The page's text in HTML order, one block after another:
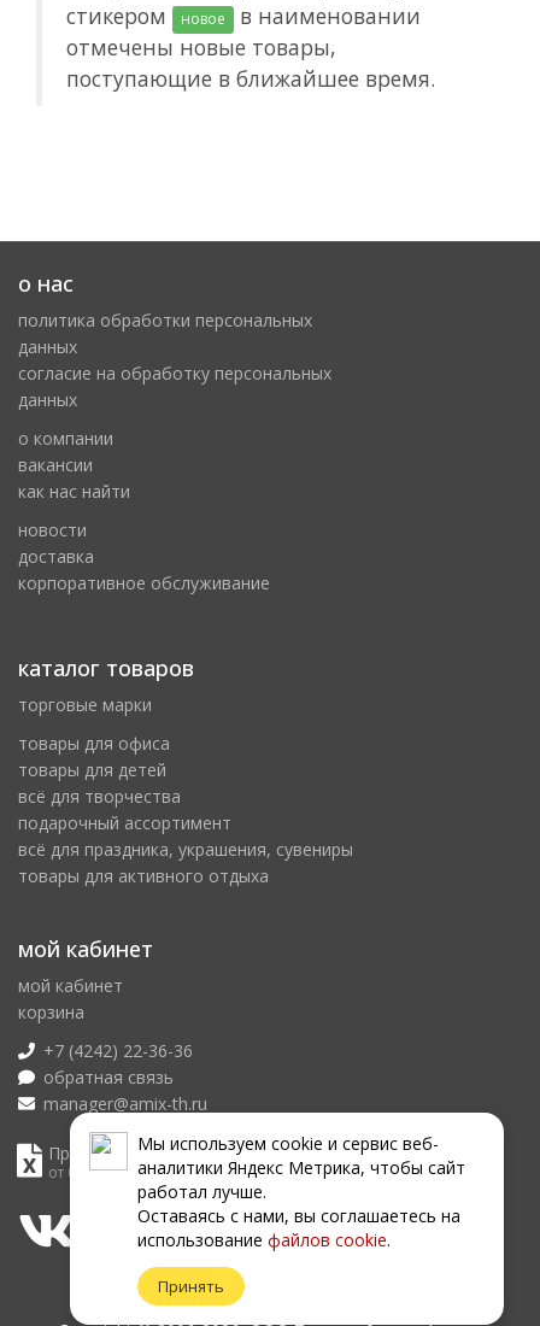
Мы используем сookie и сервис веб-
аналитики Яндекс Метрика, чтобы сайт
работал лучше.
Оставаясь с нами, вы соглашаетесь на
использование файлов сookie.
Принять
стикером
новое
в наименовании
отмечены новые товары,
поступающие в ближайшее время.
о нас
политика обработки персональных
данных
cогласие на обработку персональных
данных
о компании
вакансии
как нас найти
новости
доставка
корпоративное обслуживание
каталог товаров
торговые марки
товары для офиса
товары для детей
всё для творчества
подарочный ассортимент
всё для праздника, украшения, сувениры
товары для активного отдыха
мой кабинет
мой кабинет
корзина
+7 (4242) 22-36-36
обратная связь
manager@amix-th.ru
Прайс лист
от 08.08.2026